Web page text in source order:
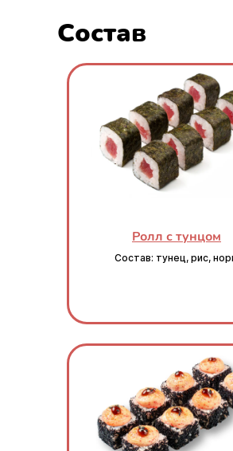
Состав
Ролл с тунцом
Состав: тунец, рис,